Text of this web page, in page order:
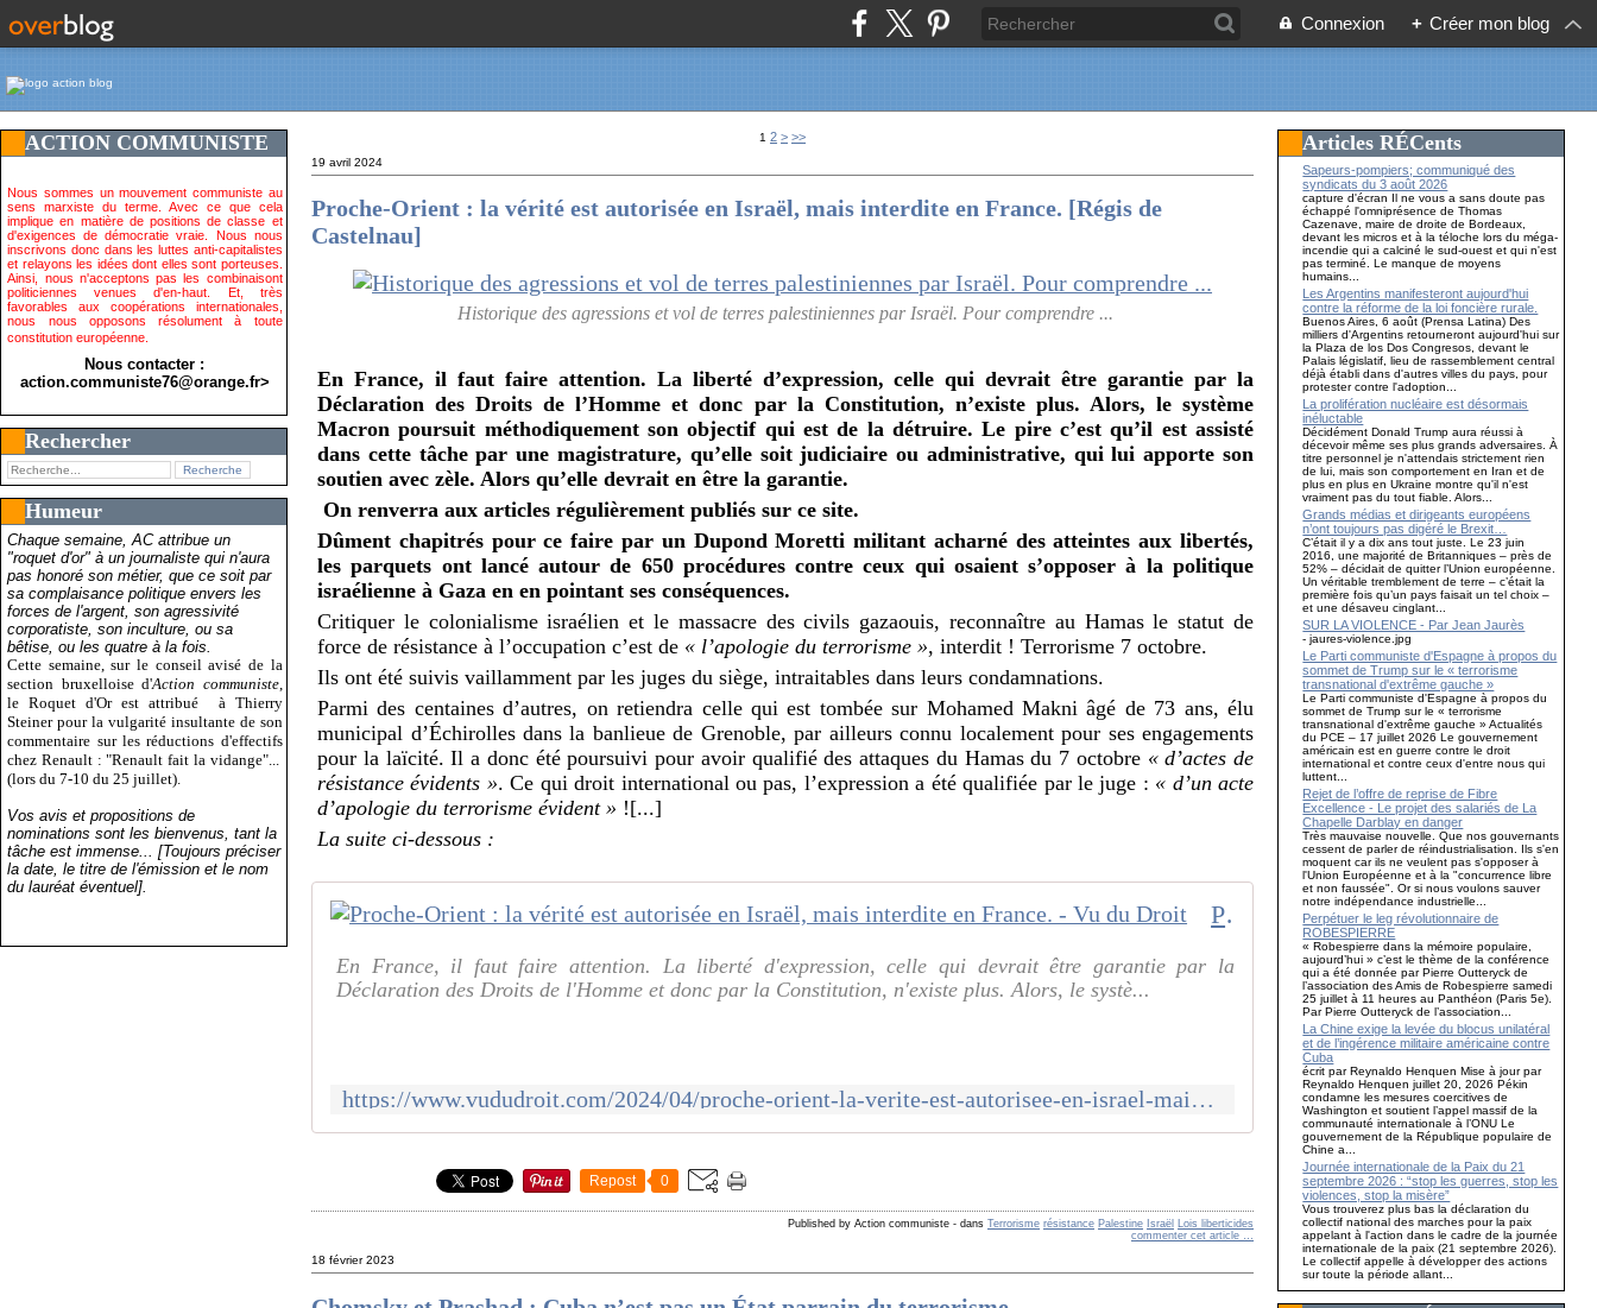
Connexion + Créer mon blog
ACTION COMMUNISTE
Nous sommes un mouvement communiste au
sens marxiste du terme. Avec ce que cela
implique en matière de positions de classe et
d'exigences de démocratie vraie. Nous nous
inscrivons donc dans les luttes anti-capitalistes
et relayons les idées dont elles sont porteuses.
Ainsi, nous n'acceptons pas les combinaisont
politiciennes venues d'en-haut. Et, très
favorables aux coopérations internationales,
nous nous opposons résolument à toute
constitution européenne.
Nous contacter :
action.communiste76@orange.fr>
Rechercher
Humeur
Chaque semaine, AC attribue un
"roquet d'or" à un journaliste qui n'aura
pas honoré son métier, que ce soit par
sa complaisance politique envers les
forces de l'argent, son agressivité
corporatiste, son inculture, ou sa
bêtise, ou les quatre à la fois.
Cette semaine, sur le conseil avisé de la
section bruxelloise d'Action communiste,
le Roquet d'Or est attribué
à Thierry
Steiner pour la vulgarité insultante de son
commentaire sur les réductions d'effectifs
chez Renault : "Renault fait la vidange"...
(lors du 7-10 du 25 juillet).
Vos avis et propositions de
nominations sont les bienvenus, tant la
tâche est immense... [Toujours préciser
la date, le titre de l'émission et le nom
du lauréat éventuel].
1 2 > >>
19 avril 2024
Proche-Orient : la vérité est autorisée en Israël, mais interdite en France. [Régis de
Castelnau]
Historique des agressions et vol de terres palestiniennes par Israël. Pour comprendre ...
En France, il faut faire attention. La liberté d’expression, celle qui devrait être garantie par la
Déclaration des Droits de l’Homme et donc par la Constitution, n’existe plus. Alors, le système
Macron poursuit méthodiquement son objectif qui est de la détruire. Le pire c’est qu’il est assisté
dans cette tâche par une magistrature, qu’elle soit judiciaire ou administrative, qui lui apporte son
soutien avec zèle. Alors qu’elle devrait en être la garantie.
On renverra aux articles régulièrement publiés sur ce site.
Dûment chapitrés pour ce faire par un Dupond Moretti militant acharné des atteintes aux libertés,
les parquets ont lancé autour de 650 procédures contre ceux qui osaient s’opposer à la politique
israélienne à Gaza en en pointant ses conséquences.
Critiquer le colonialisme israélien et le massacre des civils gazaouis, reconnaître au Hamas le statut de
force de résistance à l’occupation c’est de « l’apologie du terrorisme », interdit ! Terrorisme 7 octobre.
Ils ont été suivis vaillamment par les juges du siège, intraitables dans leurs condamnations.
Parmi des centaines d’autres, on retiendra celle qui est tombée sur Mohamed Makni âgé de 73 ans, élu
municipal d’Échirolles dans la banlieue de Grenoble, par ailleurs connu localement pour ses engagements
pour la laïcité. Il a donc été poursuivi pour avoir qualifié des attaques du Hamas du 7 octobre « d’actes de
résistance évidents ». Ce qui droit international ou pas, l’expression a été qualifiée par le juge : « d’un acte
d’apologie du terrorisme évident » ![...]
La suite ci-dessous :
Proche-Orient : la vérité est autorisée en Israël, mais interdite en France. - Vu du Droit
En France, il faut faire attention. La liberté d'expression, celle qui devrait être garantie par la
Déclaration des Droits de l'Homme et donc par la Constitution, n'existe plus. Alors, le systè...
https://www.vududroit.com/2024/04/proche-orient-la-verite-est-autorisee-en-israel-mais-interdite-en-france/
Repost 0
Published by Action communiste - dansTerrorisme résistance Palestine Israël Lois liberticides
commenter cet article …
18 février 2023
Articles RÉCents
Sapeurs-pompiers; communiqué des
syndicats du 3 août 2026
capture d'écran Il ne vous a sans doute pas
échappé l'omniprésence de Thomas
Cazenave, maire de droite de Bordeaux,
devant les micros et à la téloche lors du méga-
incendie qui a calciné le sud-ouest et qui n'est
pas terminé. Le manque de moyens
humains...
Les Argentins manifesteront aujourd'hui
contre la réforme de la loi foncière rurale.
Buenos Aires, 6 août (Prensa Latina) Des
milliers d'Argentins retourneront aujourd'hui sur
la Plaza de los Dos Congresos, devant le
Palais législatif, lieu de rassemblement central
déjà établi dans d'autres villes du pays, pour
protester contre l'adoption...
La prolifération nucléaire est désormais
inéluctable
Décidément Donald Trump aura réussi à
décevoir même ses plus grands adversaires. À
titre personnel je n'attendais strictement rien
de lui, mais son comportement en Iran et de
plus en plus en Ukraine montre qu'il n'est
vraiment pas du tout fiable. Alors...
Grands médias et dirigeants européens
n’ont toujours pas digéré le Brexit…
C’était il y a dix ans tout juste. Le 23 juin
2016, une majorité de Britanniques – près de
52% – décidait de quitter l’Union européenne.
Un véritable tremblement de terre – c’était la
première fois qu’un pays faisait un tel choix –
et une désaveu cinglant...
SUR LA VIOLENCE - Par Jean Jaurès
- jaures-violence.jpg
Le Parti communiste d'Espagne à propos du
sommet de Trump sur le « terrorisme
transnational d'extrême gauche »
Le Parti communiste d'Espagne à propos du
sommet de Trump sur le « terrorisme
transnational d'extrême gauche » Actualités
du PCE – 17 juillet 2026 Le gouvernement
américain est en guerre contre le droit
international et contre ceux d'entre nous qui
luttent...
Rejet de l’offre de reprise de Fibre
Excellence - Le projet des salariés de La
Chapelle Darblay en danger
Très mauvaise nouvelle. Que nos gouvernants
cessent de parler de réindustrialisation. Ils s'en
moquent car ils ne veulent pas s'opposer à
l'Union Européenne et à la "concurrence libre
et non faussée". Or si nous voulons sauver
notre indépendance industrielle...
Perpétuer le leg révolutionnaire de
ROBESPIERRE
« Robespierre dans la mémoire populaire,
aujourd’hui » c’est le thème de la conférence
qui a été donnée par Pierre Outteryck de
l’association des Amis de Robespierre samedi
25 juillet à 11 heures au Panthéon (Paris 5e).
Par Pierre Outteryck de l’association...
La Chine exige la levée du blocus unilatéral
et de l’ingérence militaire américaine contre
Cuba
écrit par Reynaldo Henquen Mise à jour par
Reynaldo Henquen juillet 20, 2026 Pékin
condamne les mesures coercitives de
Washington et soutient l’appel massif de la
communauté internationale à l’ONU Le
gouvernement de la République populaire de
Chine a...
Journée internationale de la Paix du 21
septembre 2026 : “stop les guerres, stop les
violences, stop la misère”
Vous trouverez plus bas la déclaration du
collectif national des marches pour la paix
appelant à l'action dans le cadre de la journée
internationale de la paix (21 septembre 2026).
Le collectif appelle à développer des actions
sur toute la période allant...